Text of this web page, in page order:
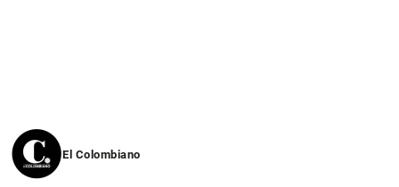
El Colombiano